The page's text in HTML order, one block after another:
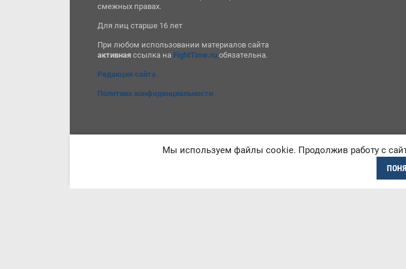
смежных правах.
Для лиц старше 16 лет
При любом использовании материалов сайта
активная ссылка на FightTime.ru обязательна.
Редакция сайта
Политика конфиденциальности
Мы используем файлы cookie. Продолжив работу с